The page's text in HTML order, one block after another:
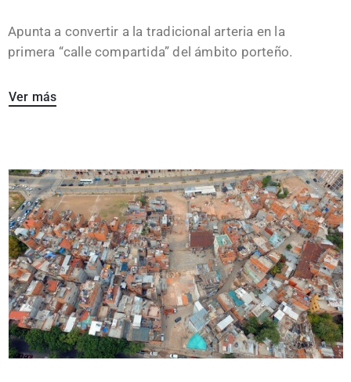
Apunta a convertir a la tradicional arteria en la
primera “calle compartida” del ámbito porteño.
Ver más